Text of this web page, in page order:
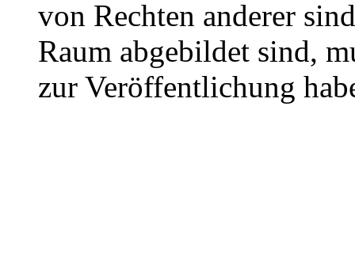
von Rechten anderer
Raum abgebildet sind,
zur Veröffentlichung